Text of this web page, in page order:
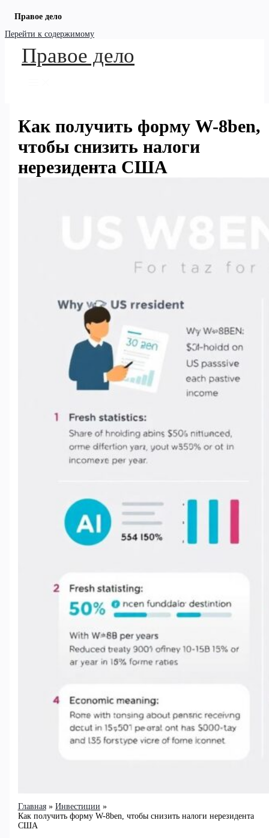
Правое дело
Перейти к содержимому
Правое дело
Как получить форму W-8ben,
чтобы снизить налоги
нерезидента США
Главная
Инвестиции
Как получить форму W-8ben, чтобы снизить налоги нерезидента
США